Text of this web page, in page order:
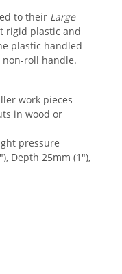
to their Large
rigid plastic and
plastic handled
roll handle.
work pieces
in wood or
pressure
Depth 25mm (1"),